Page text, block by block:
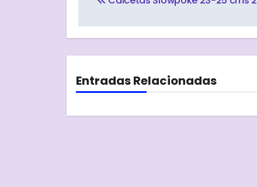
de
entradas
Entradas Relacionadas